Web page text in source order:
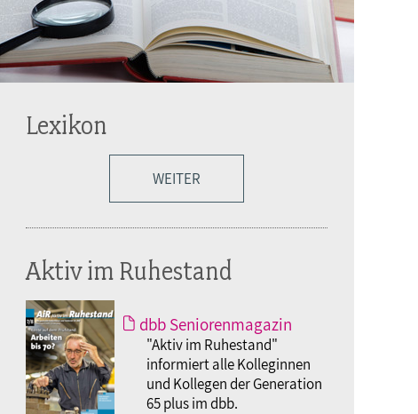
Lexikon
WEITER
Aktiv im Ruhestand
dbb Seniorenmagazin
"Aktiv im Ruhestand"
informiert alle Kolleginnen
und Kollegen der Generation
65 plus im dbb.